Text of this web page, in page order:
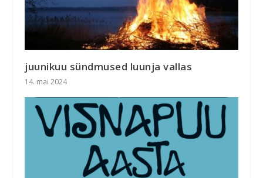
juunikuu sündmused luunja vallas
14. mai 2024